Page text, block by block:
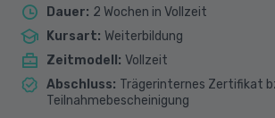
Dauer: 2 Wochen in Vollzeit
Kursart: Weiterbildung
Zeitmodell : Vollzeit
Abschluss: Trägerinternes Zertifikat
Teilnahmebescheinigung